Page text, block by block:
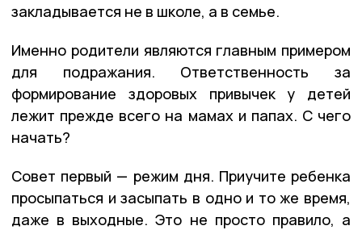
закладывается не в школе, а в семье.
Именно родители являются главным примером
для подражания. Ответственность за
формирование здоровых привычек у детей
лежит прежде всего на мамах и папах. С чего
начать?
Совет первый — режим дня. Приучите ребенка
просыпаться и засыпать в одно и то же время,
даже в выходные. Это не просто правило, а